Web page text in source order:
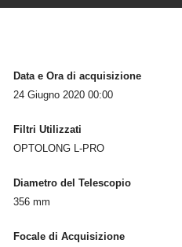
Data e Ora di acquisizione
24 Giugno 2020 00:00
Filtri Utilizzati
OPTOLONG L-PRO
Diametro del Telescopio
356 mm
Focale di Acquisizione